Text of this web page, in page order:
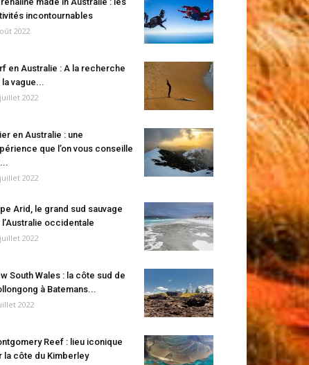
incontournables
2022
en Australie : A la recherche
la vague...
2022
en Australie : une
que l’on vous conseille
2022
Arid, le grand sud sauvage
l’Australie occidentale
2022
South Wales : la côte sud de
à Batemans...
2022
Reef : lieu iconique
la côte du Kimberley